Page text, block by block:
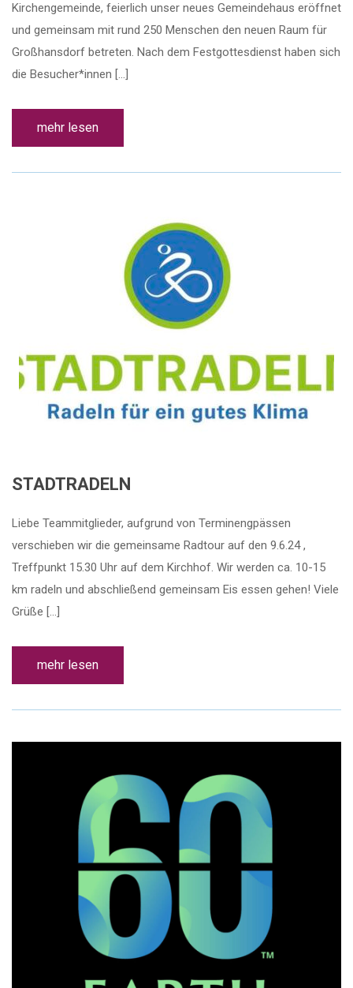
Kirchengemeinde, feierlich unser neues Gemeindehaus eröffnet
und gemeinsam mit rund 250 Menschen den neuen Raum für
Großhansdorf betreten. Nach dem Festgottesdienst haben sich
die Besucher*innen […]
mehr lesen
STADTRADELN
Liebe Teammitglieder, aufgrund von Terminengpässen
verschieben wir die gemeinsame Radtour auf den 9.6.24 ,
Treffpunkt 15.30 Uhr auf dem Kirchhof. Wir werden ca. 10-15
km radeln und abschließend gemeinsam Eis essen gehen! Viele
Grüße […]
mehr lesen